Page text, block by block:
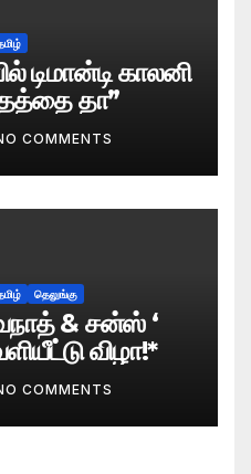
டிமான்டி காலனி
தா”
COMMENTS
தெலுங்கு
& சன்ஸ் ‘
விழா!*
COMMENTS